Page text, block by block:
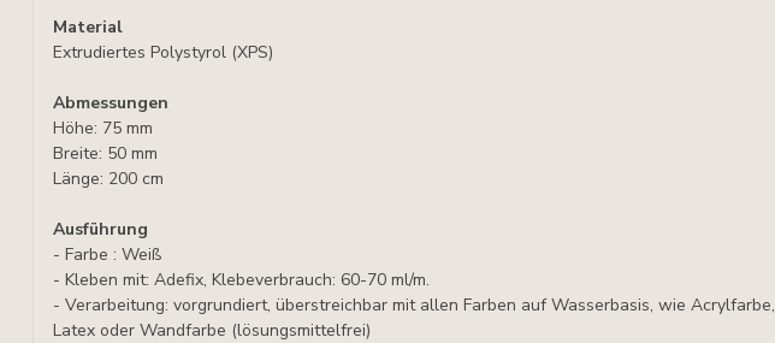
Material
Extrudiertes Polystyrol (XPS)
Abmessungen
Höhe: 75 mm
Breite: 50 mm
Länge: 200 cm
Ausführung
- Farbe : Weiß
- Kleben mit: Adefix, Klebeverbrauch: 60-70 ml/m.
- Verarbeitung: vorgrundiert, überstreichbar mit allen Farben auf Wasserbasis, wie Acrylfarbe,
Latex oder Wandfarbe (lösungsmittelfrei)